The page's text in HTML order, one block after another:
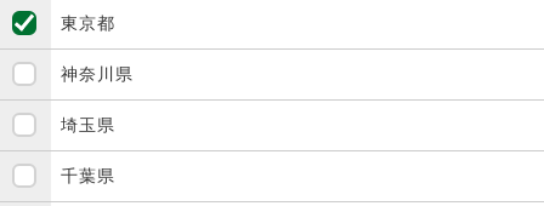
東京都
神奈川県
埼玉県
千葉県